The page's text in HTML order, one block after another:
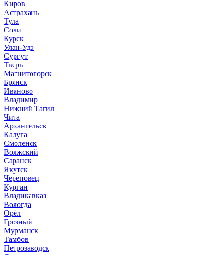
Киров
Астрахань
Тула
Сочи
Курск
Улан-Удэ
Сургут
Тверь
Магнитогорск
Брянск
Иваново
Владимир
Нижний Тагил
Чита
Архангельск
Калуга
Смоленск
Волжский
Саранск
Якутск
Череповец
Курган
Владикавказ
Вологда
Орёл
Грозный
Мурманск
Тамбов
Петрозаводск